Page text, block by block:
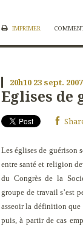
IMPRIMER
20h10 23 sept. 2007
Eglises de
Les églises de guérison
entre santé et religion
du Congrès de la
groupe de travail s’est
asseoir la définition que
puis, à partir de cas